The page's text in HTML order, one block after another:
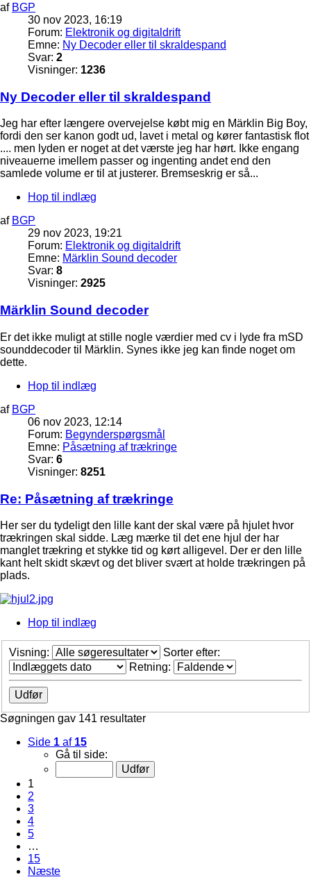
af BGP
30 nov 2023, 16:19
Forum: Elektronik og digitaldrift
Emne: Ny Decoder eller til skraldespand
Svar: 2
Visninger: 1236
Ny Decoder eller til skraldespand
Jeg har efter længere overvejelse købt mig en Märklin Big Boy,
fordi den ser kanon godt ud, lavet i metal og kører fantastisk flot
.... men lyden er noget at det værste jeg har hørt. Ikke engang
niveauerne imellem passer og ingenting andet end den
samlede volume er til at justerer. Bremseskrig er så...
Hop til indlæg
af BGP
29 nov 2023, 19:21
Forum: Elektronik og digitaldrift
Emne: Märklin Sound decoder
Svar: 8
Visninger: 2925
Märklin Sound decoder
Er det ikke muligt at stille nogle værdier med cv i lyde fra mSD
sounddecoder til Märklin. Synes ikke jeg kan finde noget om
dette.
Hop til indlæg
af BGP
06 nov 2023, 12:14
Forum: Begynderspørgsmål
Emne: Påsætning af trækringe
Svar: 6
Visninger: 8251
Re: Påsætning af trækringe
Her ser du tydeligt den lille kant der skal være på hjulet hvor
trækringen skal sidde. Læg mærke til det ene hjul der har
manglet trækring et stykke tid og kørt alligevel. Der er den lille
kant helt skidt skævt og det bliver svært at holde trækringen på
plads.
Hop til indlæg
Visning:
Sorter efter:
Retning:
Søgningen gav 141 resultater
Side 1 af 15
Gå til side:
1
2
3
4
5
…
15
Næste